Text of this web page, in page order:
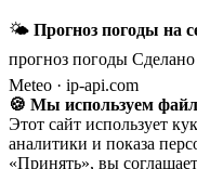
🌤 Прогноз погоды на
прогноз погоды
Meteo · ip-api.com
🍪 Мы используем
Этот сайт использует
аналитики и показа
«Принять», вы